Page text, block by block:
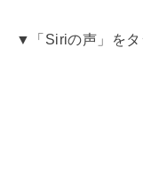
▼「Siriの声」をタ